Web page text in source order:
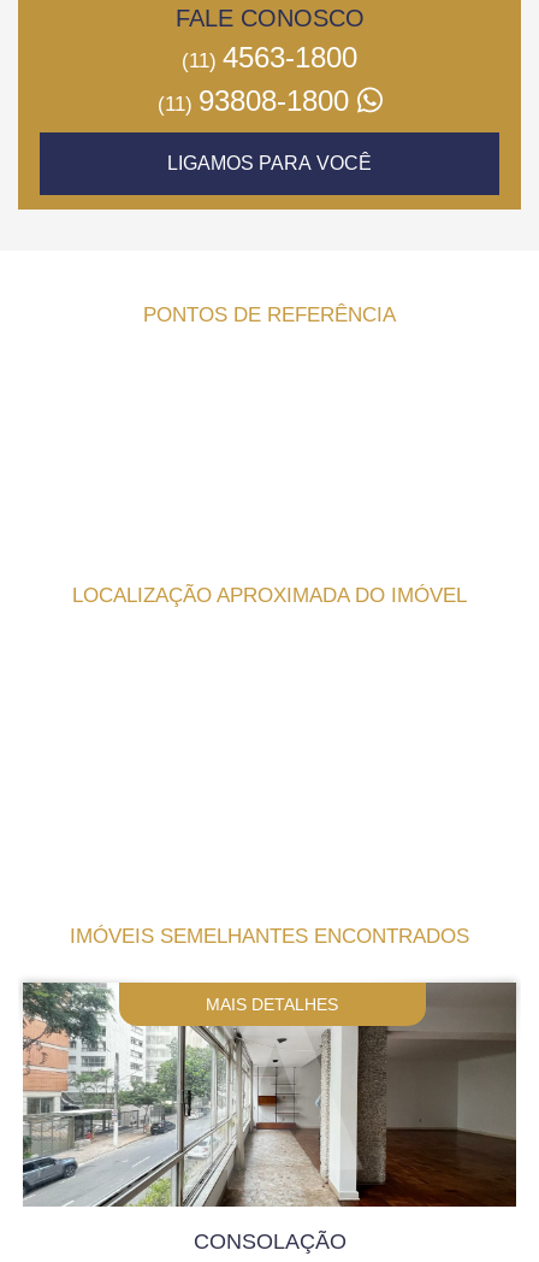
FALE CONOSCO
(11) 4563-1800
(11) 93808-1800
LIGAMOS PARA VOCÊ
PONTOS DE REFERÊNCIA
LOCALIZAÇÃO APROXIMADA DO IMÓVEL
IMÓVEIS SEMELHANTES ENCONTRADOS
MAIS DETALHES
CONSOLAÇÃO